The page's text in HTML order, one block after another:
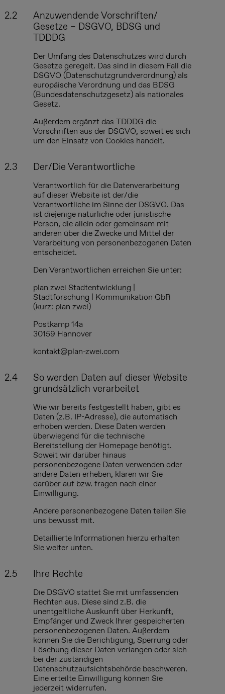
2.2
Anzuwendende Vorschriften/
Gesetze – DSGVO, BDSG und
TDDDG
Der Umfang des Datenschutzes wird durch
Gesetze geregelt. Das sind in diesem Fall die
DSGVO (Datenschutzgrundverordnung) als
europäische Verordnung und das BDSG
(Bundesdatenschutzgesetz) als nationales
Gesetz.
Außerdem ergänzt das TDDDG die
Vorschriften aus der DSGVO, soweit es sich
um den Einsatz von Cookies handelt.
2.3 Der/Die Verantwortliche
Verantwortlich für die Datenverarbeitung
auf dieser Website ist der/die
Verantwortliche im Sinne der DSGVO. Das
ist diejenige natürliche oder juristische
Person, die allein oder gemeinsam mit
anderen über die Zwecke und Mittel der
Verarbeitung von personenbezogenen Daten
entscheidet.
Den Verantwortlichen erreichen Sie unter:
plan zwei Stadtentwicklung |
Stadtforschung | Kommunikation GbR
(kurz: plan zwei)
Postkamp 14a
30159 Hannover
kontakt@plan-zwei.com
2.4
So werden Daten auf dieser Website
grundsätzlich verarbeitet
Wie wir bereits festgestellt haben, gibt es
Daten (z.B. IP-Adresse), die automatisch
erhoben werden. Diese Daten werden
überwiegend für die technische
Bereitstellung der Homepage benötigt.
Soweit wir darüber hinaus
personenbezogene Daten verwenden oder
andere Daten erheben, klären wir Sie
darüber auf bzw. fragen nach einer
Einwilligung.
Andere personenbezogene Daten teilen Sie
uns bewusst mit.
Detaillierte Informationen hierzu erhalten
Sie weiter unten.
2.5 Ihre Rechte
Die DSGVO stattet Sie mit umfassenden
Rechten aus. Diese sind z.B. die
unentgeltliche Auskunft über Herkunft,
Empfänger und Zweck Ihrer gespeicherten
personenbezogenen Daten. Außerdem
können Sie die Berichtigung, Sperrung oder
Löschung dieser Daten verlangen oder sich
bei der zuständigen
Datenschutzaufsichtsbehörde beschweren.
Eine erteilte Einwilligung können Sie
jederzeit widerrufen.